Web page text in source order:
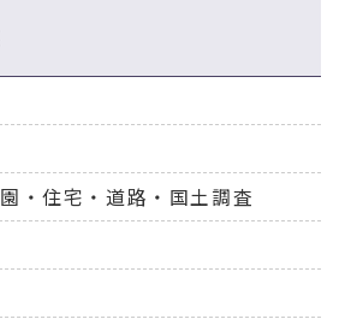
・住宅・道路・国土調査